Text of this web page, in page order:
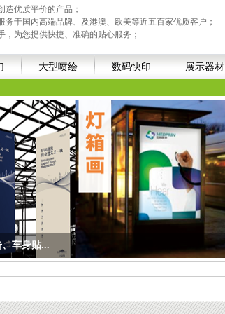
造优质平价的产品；
务于国内高端品牌、及港澳、欧美等近五百家优质客户；
，为您提供快捷、准确的贴心服务；
大型喷绘 数码快印 展示器材